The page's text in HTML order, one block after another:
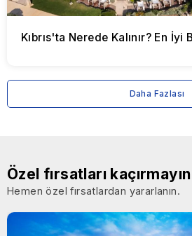
Daha Fazlası
Özel fırsatları kaçırmayın
Hemen özel fırsatlardan yararlanın.